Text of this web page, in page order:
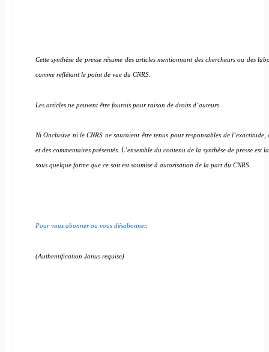
Cette synthèse de presse résume des articles mentionnant des chercheurs ou des
comme reflétant le point de vue du CNRS.
Les articles ne peuvent être fournis pour raison de droits d’auteurs.
Ni Onclusive ni le CNRS ne sauraient être tenus pour responsables de
et des commentaires présentés. L’ensemble du contenu de la synthèse de presse
sous quelque forme que ce soit est soumise à autorisation de la part du CNRS.
Pour vous abonner ou vous désabonner.
(Authentification Janus requise)